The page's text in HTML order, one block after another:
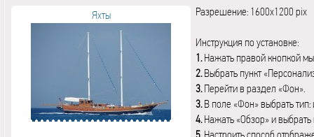
Яхты Разрешение: 1600x1200 pix
Инструкция по установке:
1.Нажать правой кнопкой
2.Выбрать пункт
3.Перейти в раздел «Фон».
3.В поле «Фон» выбрать
4.Нажать «Обзор» и выбрать